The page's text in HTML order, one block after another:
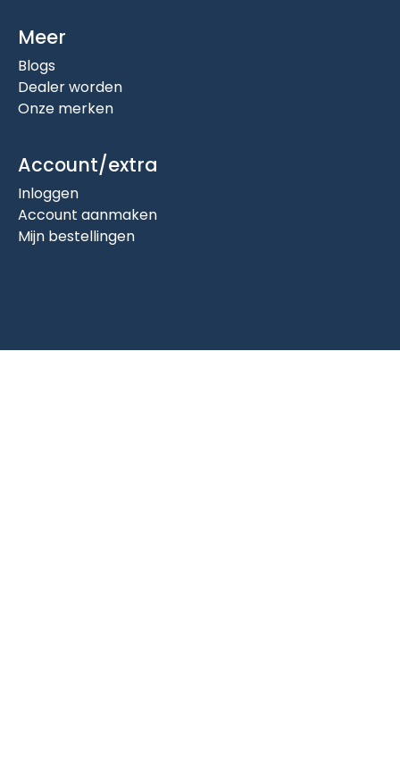
Meer
Blogs
Dealer worden
Onze merken
Account/extra
Inloggen
Account aanmaken
Mijn bestellingen